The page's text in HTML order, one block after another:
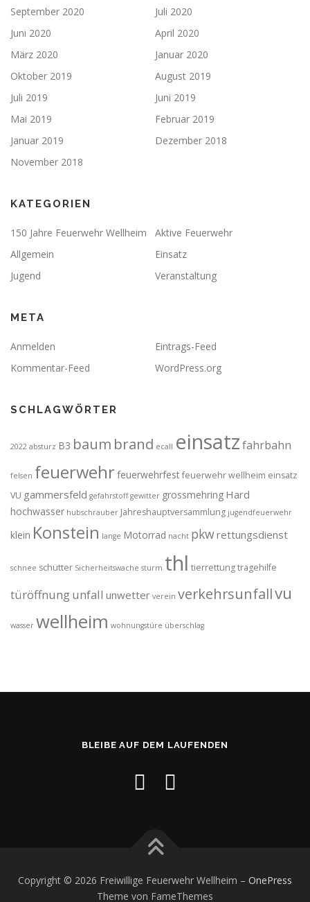
September 2020
Juli 2020
Juni 2020
April 2020
März 2020
Januar 2020
Oktober 2019
August 2019
Juli 2019
Juni 2019
Mai 2019
Februar 2019
Januar 2019
Dezember 2018
November 2018
KATEGORIEN
150 Jahre Feuerwehr Wellheim
Aktive Feuerwehr
Allgemein
Einsatz
Jugend
Veranstaltung
META
Anmelden
Eintrags-Feed
Kommentar-Feed
WordPress.org
SCHLAGWÖRTER
2022 absturz B3 baum brand ecall einsatzfahrbahn
felsen feuerwehrfeuerwehrfest feuerwehr wellheim einsatz
VU gammersfeld gefahrstoff gewitter grossmehring Hard
hochwasser hubschrauber Jahreshauptversammlung jugendfeuerwehr
klein Konstein lange Motorrad nacht pkwrettungsdienst
schnee schutter Sicherheitswache sturm thl tierrettungtragehilfe
türöffnungunfall unwetter verein verkehrsunfallvu
wasser wellheim wohnungstüre überschlag
BLEIBE AUF DEM LAUFENDEN
Copyright © 2026 Freiwillige Feuerwehr Wellheim – OnePress
Theme von FameThemes